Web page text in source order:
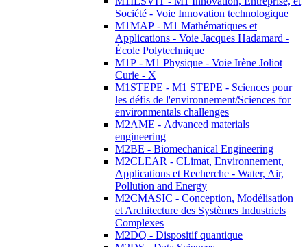
Société - Voie Innovation technologique
M1MAP - M1 Mathématiques et
Applications - Voie Jacques Hadamard -
École Polytechnique
M1P - M1 Physique - Voie Irène Joliot
Curie - X
M1STEPE - M1 STEPE - Sciences pour
les défis de l'environnement/Sciences for
environmentals challenges
M2AME - Advanced materials
engineering
M2BE - Biomechanical Engineering
M2CLEAR - CLimat, Environnement,
Applications et Recherche - Water, Air,
Pollution and Energy
M2CMASIC - Conception, Modélisation
et Architecture des Systèmes Industriels
Complexes
M2DQ - Dispositif quantique